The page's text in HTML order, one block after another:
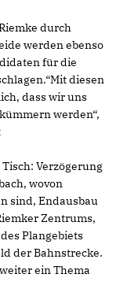
durch
werden ebenso
für die
diesen
dass wir uns
werden“,
Verzögerung
wovon
sind, Endausbau
Zentrums,
Plangebiets
der Bahnstrecke.
ein Thema